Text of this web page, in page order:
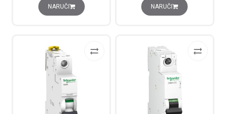
NARUČI NARUČI